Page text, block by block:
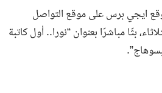
ايجي برس على موقع التواصل
بثًا مباشرًا بعنوان “نورا.. أول كاتبة